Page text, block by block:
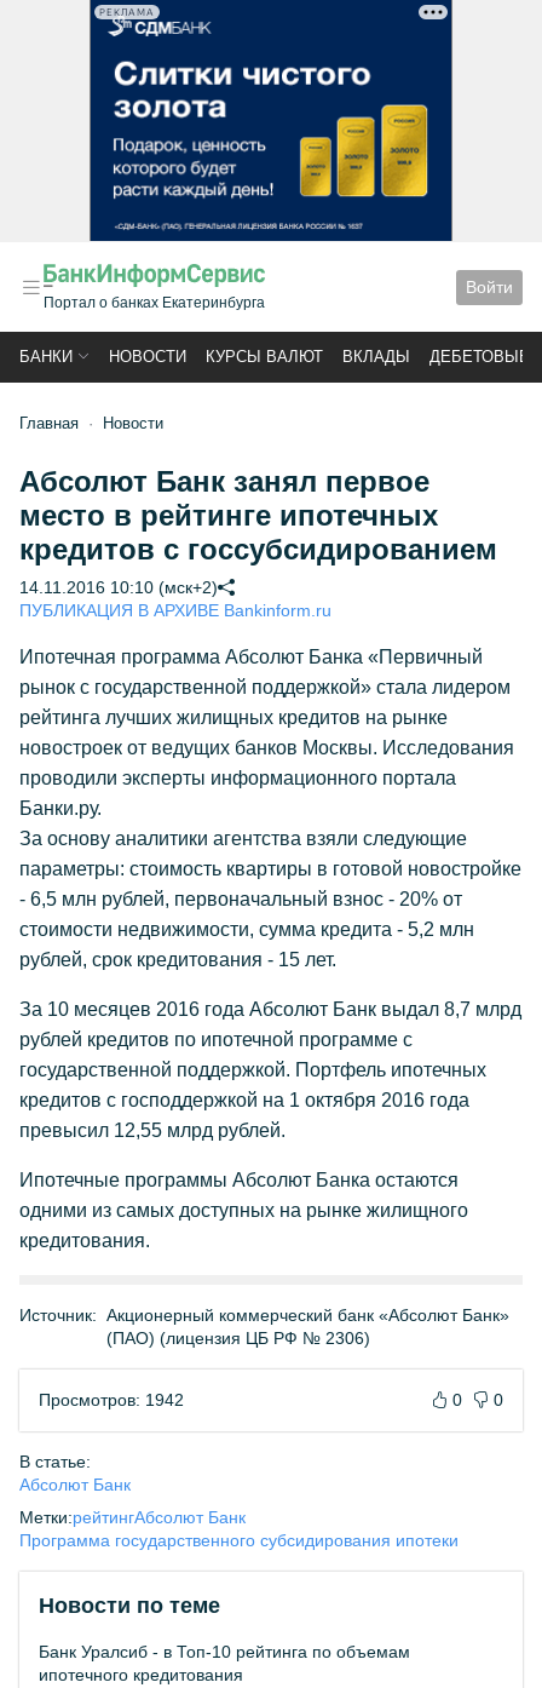
РЕКЛАМА
Портал о банках Екатеринбурга
Войти
БАНКИ НОВОСТИ КУРСЫ ВАЛЮТ ВКЛАДЫ ДЕБЕТОВЫЕ
Главная Новости
Абсолют Банк занял первое
место в рейтинге ипотечных
кредитов с госсубсидированием
14.11.2016 10:10 (мск+2)
ПУБЛИКАЦИЯ В АРХИВЕ Bankinform.ru
Ипотечная программа Абсолют Банка «Первичный
рынок с государственной поддержкой» стала лидером
рейтинга лучших жилищных кредитов на рынке
новостроек от ведущих банков Москвы. Исследования
проводили эксперты информационного портала
Банки.ру.
За основу аналитики агентства взяли следующие
параметры: стоимость квартиры в готовой новостройке
- 6,5 млн рублей, первоначальный взнос - 20% от
стоимости недвижимости, сумма кредита - 5,2 млн
рублей, срок кредитования - 15 лет.
За 10 месяцев 2016 года Абсолют Банк выдал 8,7 млрд
рублей кредитов по ипотечной программе с
государственной поддержкой. Портфель ипотечных
кредитов с господдержкой на 1 октября 2016 года
превысил 12,55 млрд рублей.
Ипотечные программы Абсолют Банка остаются
одними из самых доступных на рынке жилищного
кредитования.
Источник: Акционерный коммерческий банк «Абсолют Банк»
(ПАО) (лицензия ЦБ РФ № 2306)
Просмотров: 1942 0 0
В статье:
Абсолют Банк
Метки:рейтингАбсолют Банк
Программа государственного субсидирования ипотеки
Новости по теме
Банк Уралсиб - в Топ-10 рейтинга по объемам
ипотечного кредитования